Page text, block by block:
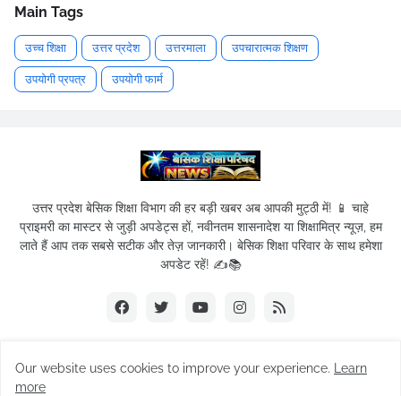
Main Tags
उच्च शिक्षा उत्तर प्रदेश उत्तरमाला उपचारात्मक शिक्षण
उपयोगी प्रपत्र उपयोगी फार्म
उत्तर प्रदेश बेसिक शिक्षा विभाग की हर बड़ी खबर अब आपकी मुट्ठी में! 📱 चाहे
प्राइमरी का मास्टर से जुड़ी अपडेट्स हों, नवीनतम शासनादेश या शिक्षामित्र न्यूज़, हम
लाते हैं आप तक सबसे सटीक और तेज़ जानकारी। बेसिक शिक्षा परिवार के साथ हमेशा
अपडेट रहें! ✍️📚
© 2019-2026
Our website uses cookies to improve your experience.
Learn
more